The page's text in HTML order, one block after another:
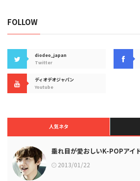
FOLLOW
diodeo_japan
Twitter
ディオデオジャパン
Youtube
人気ネタ
垂れ目が愛おしいK-POPアイ
2013/01/22